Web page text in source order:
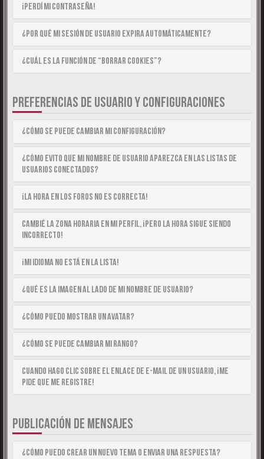
¡Perdí mi contraseña!
¿Por qué mi sesión de usuario expira automáticamente?
¿Cuál es la función de “Borrar cookies”?
PREFERENCIAS DE USUARIO Y CONFIGURACIONES
¿Cómo se puede cambiar mi configuración?
¿Cómo evito que mi nombre de usuario aparezca en las listas de
usuarios conectados?
¡La hora en los foros no es correcta!
Cambié la zona horaria en mi perfil, ¡pero la hora sigue siendo
incorrecto!
¡Mi idioma no está en la lista!
¿Qué es la imagen al lado de mi nombre de usuario?
¿Cómo puedo mostrar un avatar?
¿Cómo se puede cambiar mi rango?
Cuando hago clic sobre el enlace de e-mail de un usuario, ¡me
pide que me registre!
PUBLICACIÓN DE MENSAJES
¿Cómo puedo crear un nuevo tema o enviar una respuesta?